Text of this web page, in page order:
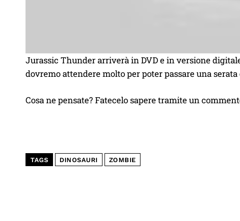
Jurassic Thunder arriverà in DVD e in versione
dovremo attendere molto per poter passare una
Cosa ne pensate? Fatecelo sapere tramite un
TAGS DINOSAURI ZOMBIE